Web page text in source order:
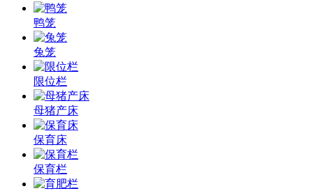
鸭笼
兔笼
限位栏
母猪产床
保育床
保育栏